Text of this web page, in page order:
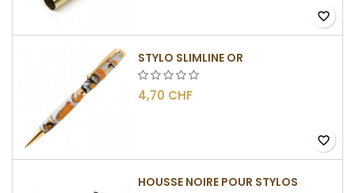
favorite_border
STYLO SLIMLINE OR
4,70 CHF
favorite_border
HOUSSE NOIRE POUR STYLOS